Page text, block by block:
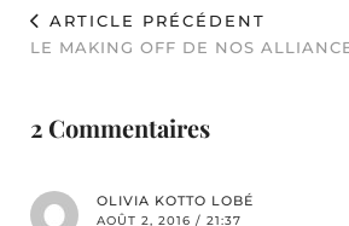
ARTICLE PRÉCÉDENT
LE MAKING OFF DE NOS
2 Commentaires
OLIVIA KOTTO LOBÉ
AOÛT 2, 2016 / 21:37